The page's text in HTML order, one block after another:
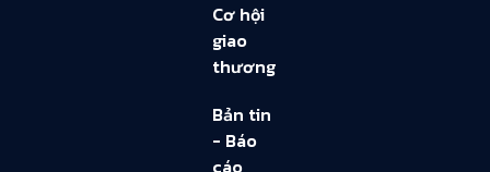
Cơ hội
giao
thương
Bản tin
- Báo